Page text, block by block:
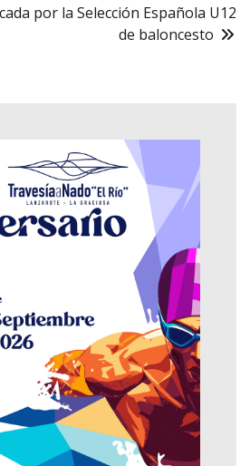
por la Selección Española U12
de baloncesto